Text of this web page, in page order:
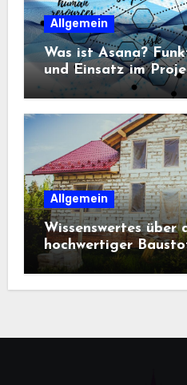
Allgemein
Was ist Asana?
und Einsatz im
Allgemein
Wissenswertes über
hochwertiger
beim Hausbau